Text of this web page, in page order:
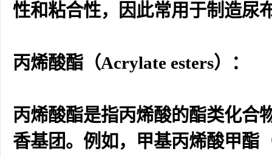
性和粘合性，因此常用于制造尿
丙烯酸酯（Acrylate esters）：
丙烯酸酯是指丙烯酸的酯类化合
香基团。例如，甲基丙烯酸甲酯